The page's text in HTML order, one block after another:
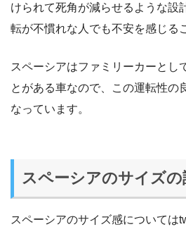
けられて死角が減らせるような設
転が不慣れな人でも不安を感じる
スペーシアはファミリーカーとし
とがある車なので、この運転性の
なっています。
スペーシアのサイズの
スペーシアのサイズ感については